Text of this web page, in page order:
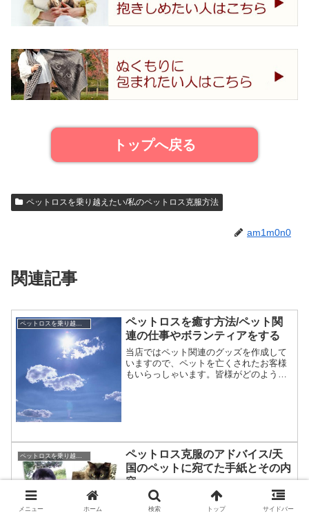
トップへ戻る
ペットロスを乗り越えたい/私のペットロス克服方法
am1m0n0
関連記事
ペットロスを癒す方法/ペット関
連の仕事やボランティアをする
当店ではペット関連のグッズを作成して
いますので、ペットを亡くされたお客様
もいらっしゃいます。皆様がどのように
ペットロス克服のアドバイス/天
国のペットに宛てた手紙とその内
容
ペットロスを克服する方法を探していま
す。今回のテーマは、天国のペットに宛
メニュー ホーム 検索 トップ サイドバー